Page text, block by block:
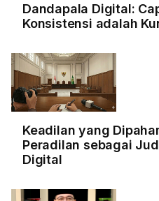
Dandapala Digital:
Konsistensi adalah
Keadilan yang
Peradilan sebagai
Digital